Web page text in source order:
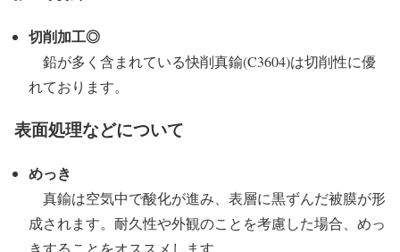
切削加工◎
鉛が多く含まれている快削真鍮(C3604)は切削性に優
れております。
表面処理などについて
めっき
真鍮は空気中で酸化が進み、表層に黒ずんだ被膜が形
成されます。耐久性や外観のことを考慮した場合、めっ
きすることをオススメします。